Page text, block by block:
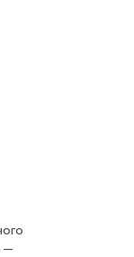
—